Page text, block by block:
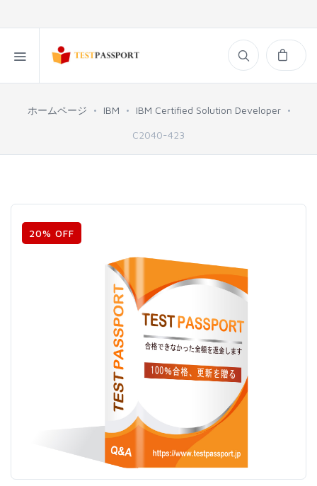
ホームページ IBM IBM Certified Solution Developer
C2040-423
20% OFF